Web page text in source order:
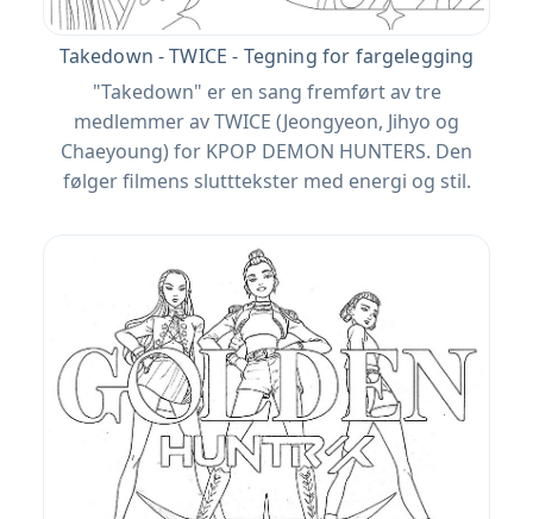
Takedown - TWICE - Tegning for fargelegging
"Takedown" er en sang fremført av tre
medlemmer av TWICE (Jeongyeon, Jihyo og
Chaeyoung) for KPOP DEMON HUNTERS. Den
følger filmens slutttekster med energi og stil.